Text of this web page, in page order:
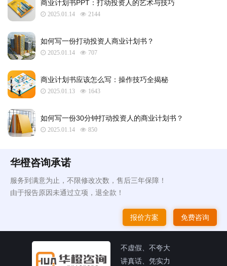
​商业计划书PPT：打动投资人的艺术与技巧
2025.01.14 2144
如何写一份打动投资人商业计划书？
2025.01.14 707
商业计划书应该怎么写：操作技巧全揭秘
2025.01.13 1643
如何写一份30分钟打动投资人的商业计划书？
2025.01.14 850
华橙咨询承诺
服务到满意为止，不限修改次数，售后三年保障！
由于报告原因未通过立项，退全款！
报价方案 免费咨询
不虚假、不夸大
讲真话、凭实力